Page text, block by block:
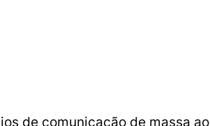
de comunicação de massa ao